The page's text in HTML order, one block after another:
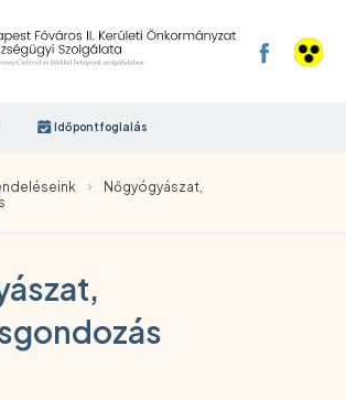
Időpontfoglalás
›
Nőgyógyászat,